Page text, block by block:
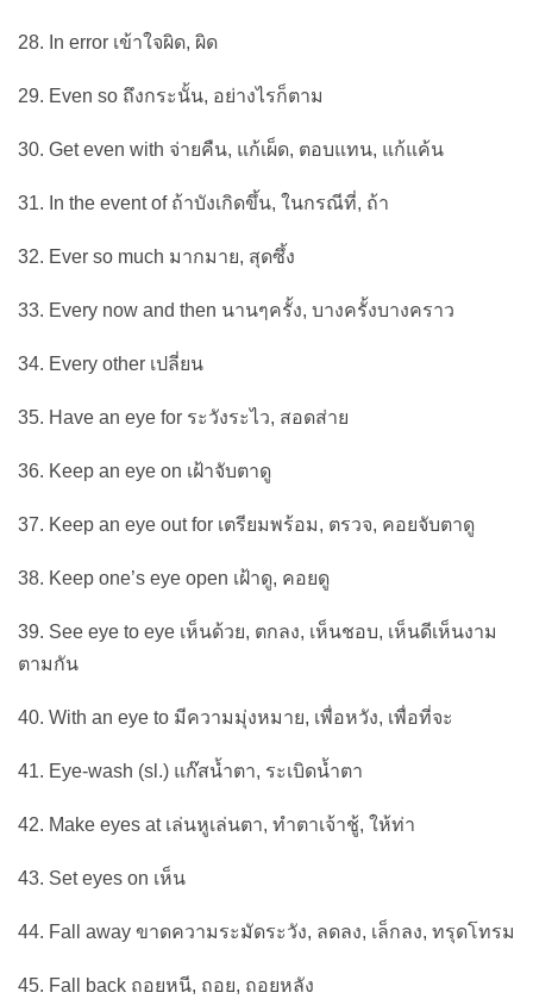
28. In error เข้าใจผิด, ผิด
29. Even so ถึงกระนั้น, อย่างไรก็ตาม
30. Get even with จ่ายคืน, แก้เผ็ด, ตอบแทน, แก้แค้น
31. In the event of ถ้าบังเกิดขึ้น, ในกรณีที่, ถ้า
32. Ever so much มากมาย, สุดซึ้ง
33. Every now and then นานๆครั้ง, บางครั้งบางคราว
34. Every other เปลี่ยน
35. Have an eye for ระวังระไว, สอดส่าย
36. Keep an eye on เฝ้าจับตาดู
37. Keep an eye out for เตรียมพร้อม, ตรวจ, คอยจับตาดู
38. Keep one’s eye open เฝ้าดู, คอยดู
39. See eye to eye เห็นด้วย, ตกลง, เห็นชอบ, เห็นดีเห็นงาม
ตามกัน
40. With an eye to มีความมุ่งหมาย, เพื่อหวัง, เพื่อที่จะ
41. Eye-wash (sl.) แก๊สน้ำตา, ระเบิดน้ำตา
42. Make eyes at เล่นหูเล่นตา, ทำตาเจ้าชู้, ให้ท่า
43. Set eyes on เห็น
44. Fall away ขาดความระมัดระวัง, ลดลง, เล็กลง, ทรุดโทรม
45. Fall back ถอยหนี, ถอย, ถอยหลัง